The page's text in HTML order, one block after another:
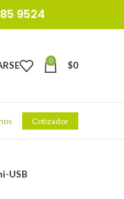
9524
0 $0
Cotizador
USB